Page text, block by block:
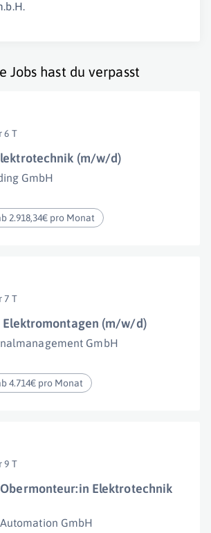
Jobs hast du verpasst
6 T
(m/w/d)
GmbH
2.918,34€ pro Monat
7 T
(m/w/d)
GmbH
4.714€ pro Monat
9 T
Elektrotechnik
GmbH